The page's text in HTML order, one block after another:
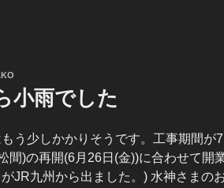
小雨でした
う少しかかりそうです。工事期間が
間)の再開(6月26日(金))に合わせて開
JR九州から出ました。) 水神さまの